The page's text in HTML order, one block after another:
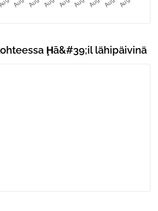
Ḩā&#39;il lähipäivinä